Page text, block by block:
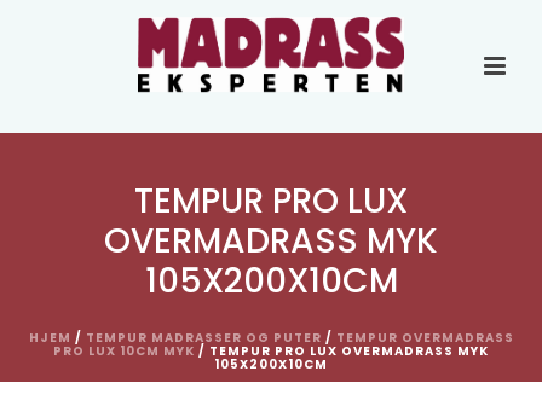
TEMPUR PRO LUX
OVERMADRASS MYK
105X200X10CM
HJEM / TEMPUR MADRASSER OG PUTER / TEMPUR OVERMADRASS
PRO LUX 10CM MYK / TEMPUR PRO LUX OVERMADRASS MYK
105X200X10CM